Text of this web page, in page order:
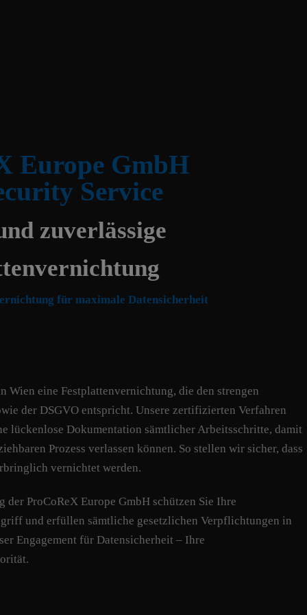
Europe GmbH
Service
zuverlässige
für maximale Datensicherheit
Wien eine Festplattenvernichtung, die den strengen
der DSGVO entspricht. Unsere zertifizierten Verfahren
lückenlose Dokumentation sämtlicher Arbeitsschritte, damit
Prozess verlassen können. So stellen wir sicher, dass
vernichtet werden.
ProCoReX Europe GmbH schützen Sie Ihre
und erfüllen sämtliche gesetzlichen Verpflichtungen in
Engagement für Datensicherheit – Ihre